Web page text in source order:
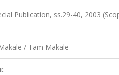
Publication, ss.29-40, 2003
/ Tam Makale